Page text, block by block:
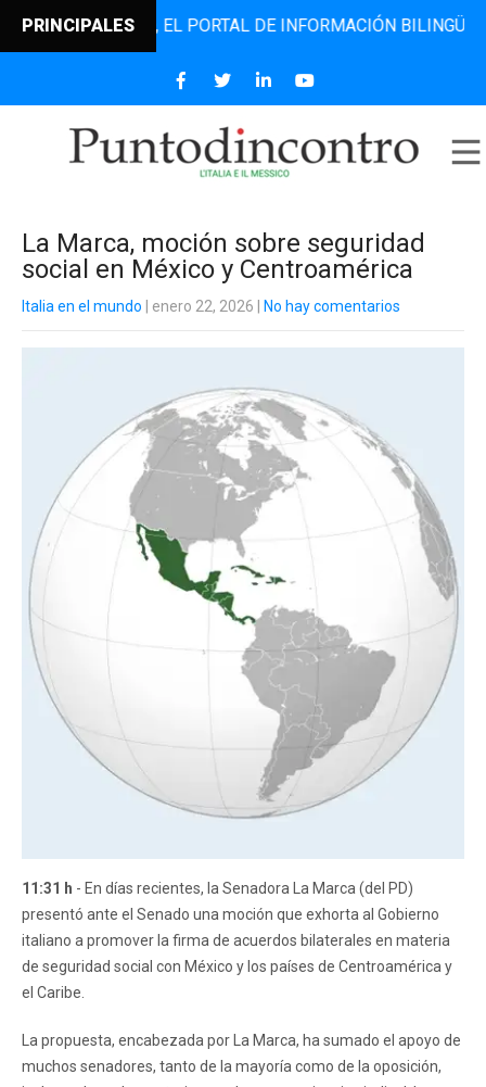
PRINCIPALESEL PORTAL DE INFORMACIÓN BILINGÜE QUE
La Marca, moción sobre seguridad
social en México y Centroamérica
Italia en el mundo | enero 22, 2026 No hay comentarios
11:31 h - En días recientes, la Senadora La Marca (del PD)
presentó ante el Senado una moción que exhorta al Gobierno
italiano a promover la firma de acuerdos bilaterales en materia
de seguridad social con México y los países de Centroamérica y
el Caribe.
La propuesta, encabezada por La Marca, ha sumado el apoyo de
muchos senadores, tanto de la mayoría como de la oposición,